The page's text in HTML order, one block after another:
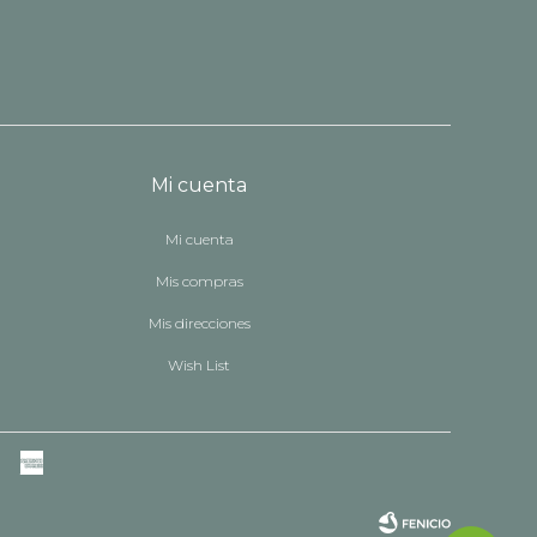
Mi cuenta
Mi cuenta
Mis compras
Mis direcciones
Wish List